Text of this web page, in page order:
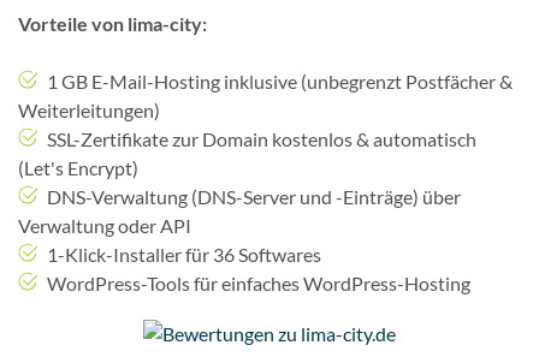
Vorteile von lima-city:
1 GB E-Mail-Hosting inklusive (unbegrenzt Postfächer &
Weiterleitungen)
SSL-Zertifikate zur Domain kostenlos & automatisch
(Let's Encrypt)
DNS-Verwaltung (DNS-Server und -Einträge) über
Verwaltung oder API
1-Klick-Installer für 36 Softwares
WordPress-Tools für einfaches WordPress-Hosting